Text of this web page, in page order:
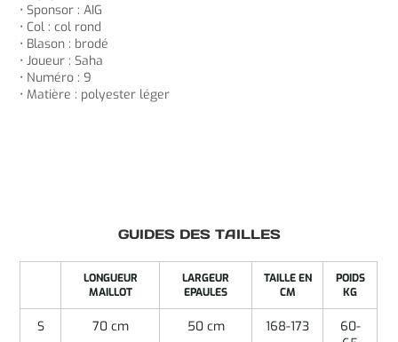
• Sponsor : AIG
• Col : col rond
• Blason : brodé
• Joueur : Saha
• Numéro : 9
• Matière : polyester léger
GUIDES DES TAILLES
LONGUEUR
MAILLOT
LARGEUR
EPAULES
TAILLE EN
CM
POIDS
KG
S 70 cm 50 cm 168-173
60-